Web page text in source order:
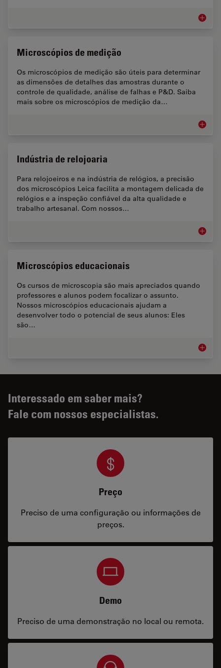
Microscópios de medição
Os microscópios de medição são úteis para determinar
as dimensões de detalhes das amostras durante o
controle de qualidade, análise de falhas e P&D. Saiba
mais sobre os microscópios de medição da…
Indústria de relojoaria
Para relojoeiros e na indústria de relógios, a precisão
dos microscópios Leica facilita a montagem delicada de
relógios e a inspeção confiável da alta qualidade e
trabalho artesanal. Com nossos…
Microscópios educacionais
Os cursos de microscopia são mais apreciados quando
professores e alunos podem focalizar o assunto.
Nossos microscópios educacionais ajudam a
desenvolver todo o potencial de seus alunos: Eles
são…
Interessado em saber mais?
Fale com nossos especialistas.
Preço
Preciso de uma configuração ou informações de
preços.
Demo
Preciso de uma demonstração no local ou remota.